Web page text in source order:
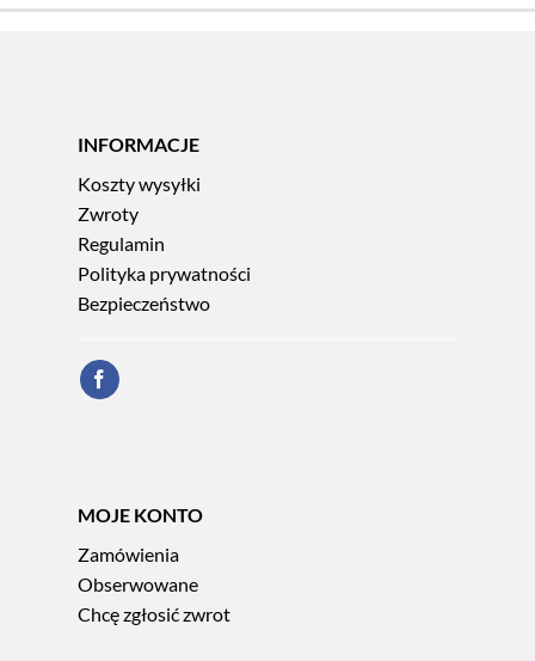
164,90 zł
INFORMACJE
Koszty wysyłki
Zwroty
Regulamin
Polityka prywatności
Bezpieczeństwo
MOJE KONTO
Zamówienia
Obserwowane
Chcę zgłosić zwrot